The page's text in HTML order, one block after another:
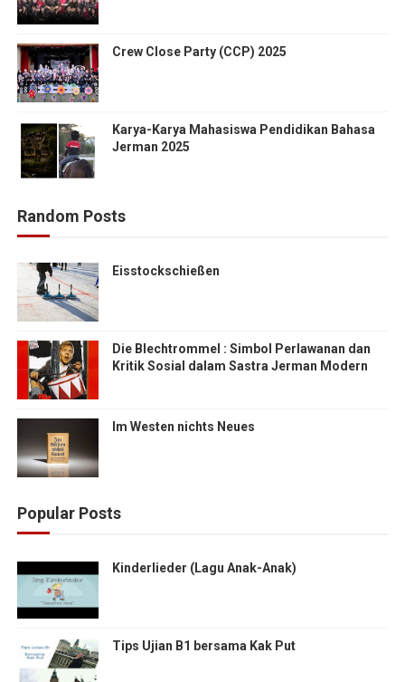
Crew Close Party (CCP) 2025
Karya-Karya Mahasiswa Pendidikan Bahasa
Jerman 2025
Random Posts
Eisstockschießen
Die Blechtrommel : Simbol Perlawanan dan
Kritik Sosial dalam Sastra Jerman Modern
Im Westen nichts Neues
Popular Posts
Kinderlieder (Lagu Anak-Anak)
Tips Ujian B1 bersama Kak Put